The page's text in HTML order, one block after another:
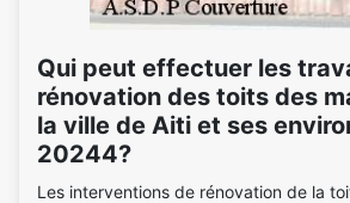
Qui peut effectuer les
rénovation des toits des
la ville de Aiti et ses
20244?
Les interventions de rénovation de la